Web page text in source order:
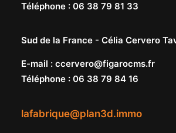
lafabrique@plan3d.immo
Téléphone : 06 38 79 81 33
Sud de la France - Célia Cervero
E-mail : ccervero@figarocms.fr
Téléphone : 06 38 79 84 16